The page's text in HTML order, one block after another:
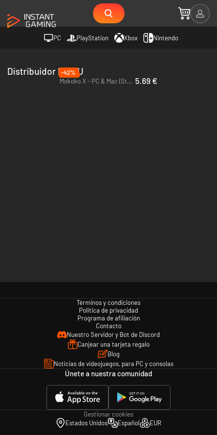
PC PlayStation Xbox Nintendo
Distribuidor NAISU
-42%
Mokoko X - PC & Mac (Steam) 5.69 €
Términos y condiciones
Política de privacidad
Programa de afiliación
Contacto
Nuestro Servidor y Bot de Discord
Canjear una tarjeta regalo
Blog
Noticias de videojuegos, para PC y consolas
Únete a nuestra comunidad
Gestionar cookies
Estados Unidos
Español EUR